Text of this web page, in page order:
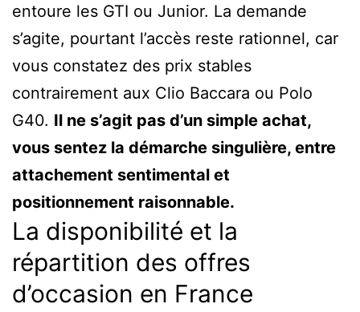
entoure les GTI ou Junior. La demande
s’agite, pourtant l’accès reste rationnel, car
vous constatez des prix stables
contrairement aux Clio Baccara ou Polo
G40. Il ne s’agit pas d’un simple achat,
vous sentez la démarche singulière, entre
attachement sentimental et
positionnement raisonnable.
La disponibilité et la
répartition des offres
d’occasion en France